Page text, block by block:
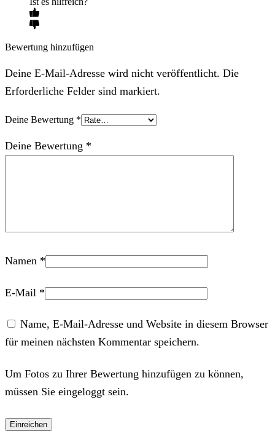
Bewertung hinzufügen
Deine E-Mail-Adresse wird nicht veröffentlicht. Die
Erforderliche Felder sind markiert.
Deine Bewertung *
Deine Bewertung *
Namen *
E-Mail *
Name, E-Mail-Adresse und Website in diesem Browser
für meinen nächsten Kommentar speichern.
Um Fotos zu Ihrer Bewertung hinzufügen zu können,
müssen Sie eingeloggt sein.